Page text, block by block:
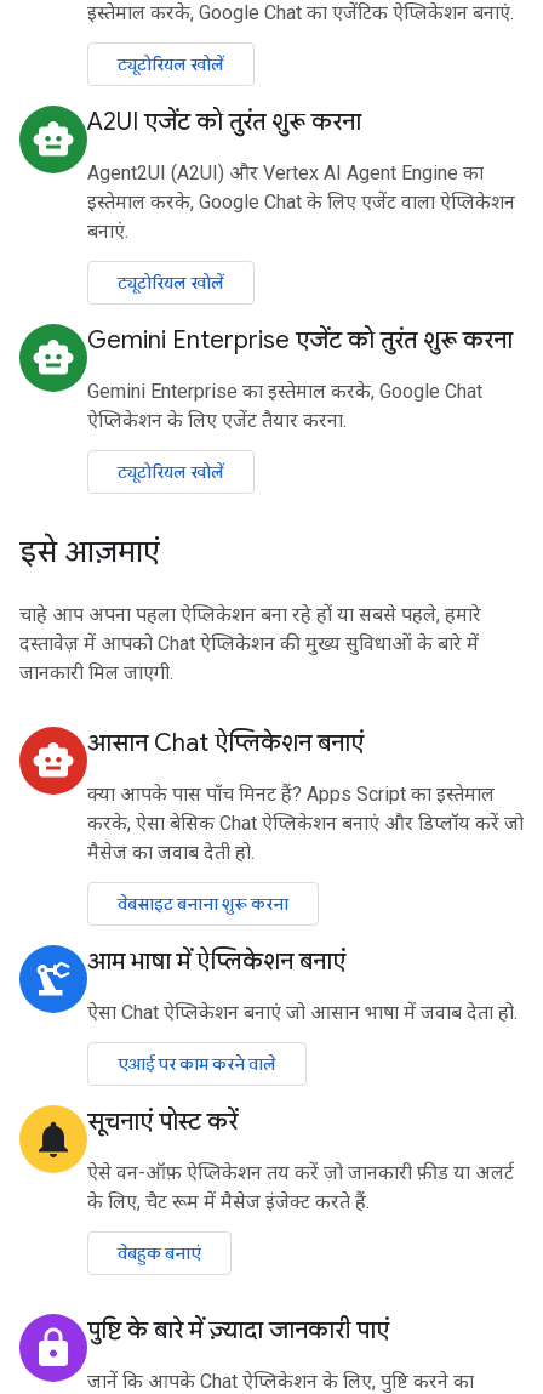
इस्तेमाल करके, Google Chat का एजेंटिक ऐप्लिकेशन बनाएं.
ट्यूटोरियल खोलें
smart_toy A2UI एजेंट को तुरंत शुरू करना
Agent2UI (A2UI) और Vertex AI Agent Engine का
इस्तेमाल करके, Google Chat के लिए एजेंट वाला ऐप्लिकेशन
बनाएं.
ट्यूटोरियल खोलें
smart_toy Gemini Enterprise एजेंट को तुरंत शुरू करना
Gemini Enterprise का इस्तेमाल करके, Google Chat
ऐप्लिकेशन के लिए एजेंट तैयार करना.
ट्यूटोरियल खोलें
इसे आज़माएं
चाहे आप अपना पहला ऐप्लिकेशन बना रहे हों या सबसे पहले, हमारे
दस्तावेज़ में आपको Chat ऐप्लिकेशन की मुख्य सुविधाओं के बारे में
जानकारी मिल जाएगी.
smart_toy आसान Chat ऐप्लिकेशन बनाएं
क्या आपके पास पाँच मिनट हैं? Apps Script का इस्तेमाल
करके, ऐसा बेसिक Chat ऐप्लिकेशन बनाएं और डिप्लॉय करें जो
मैसेज का जवाब देती हो.
वेबसाइट बनाना शुरू करना
precision_manufacturing आम भाषा में ऐप्लिकेशन बनाएं
ऐसा Chat ऐप्लिकेशन बनाएं जो आसान भाषा में जवाब देता हो.
एआई पर काम करने वाले
notifications सूचनाएं पोस्ट करें
ऐसे वन-ऑफ़ ऐप्लिकेशन तय करें जो जानकारी फ़ीड या अलर्ट
के लिए, चैट रूम में मैसेज इंजेक्ट करते हैं.
वेबहुक बनाएं
lock पुष्टि के बारे में ज़्यादा जानकारी पाएं
जानें कि आपके Chat ऐप्लिकेशन के लिए, पुष्टि करने का